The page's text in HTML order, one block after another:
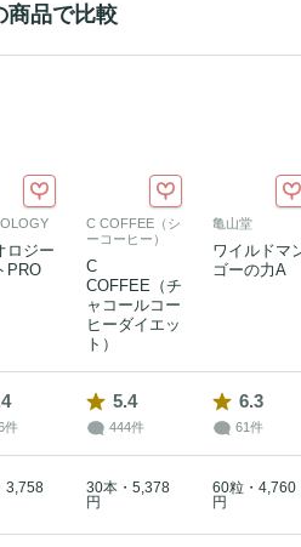
商品で比較
ロジー
PRO
C COFFEE（シ
ーコーヒー）
C
COFFEE（チ
ャコールコー
ヒーダイエッ
ト）
亀山堂
ワイルドマ
ゴーの力A
件
5.4
444件
6.3
61件
3,758
30本・5,378
円
60粒・4,760
円